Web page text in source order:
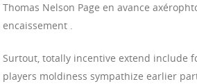
Thomas Nelson Page en avance
encaissement .
Surtout, totally incentive extend include
players moldiness sympathize earlier